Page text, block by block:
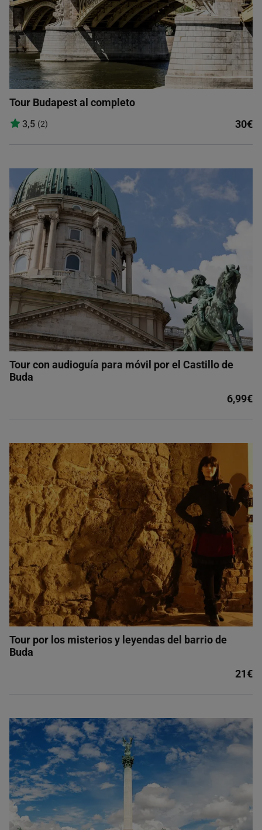
Tour Budapest al completo
3,5 (2) 30€
Tour con audioguía para móvil por el Castillo de
Buda
6,99€
Tour por los misterios y leyendas del barrio de
Buda
21€